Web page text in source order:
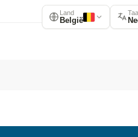
Land
België